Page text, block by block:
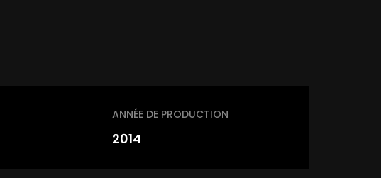
ANNÉE DE PRODUCTION
2014